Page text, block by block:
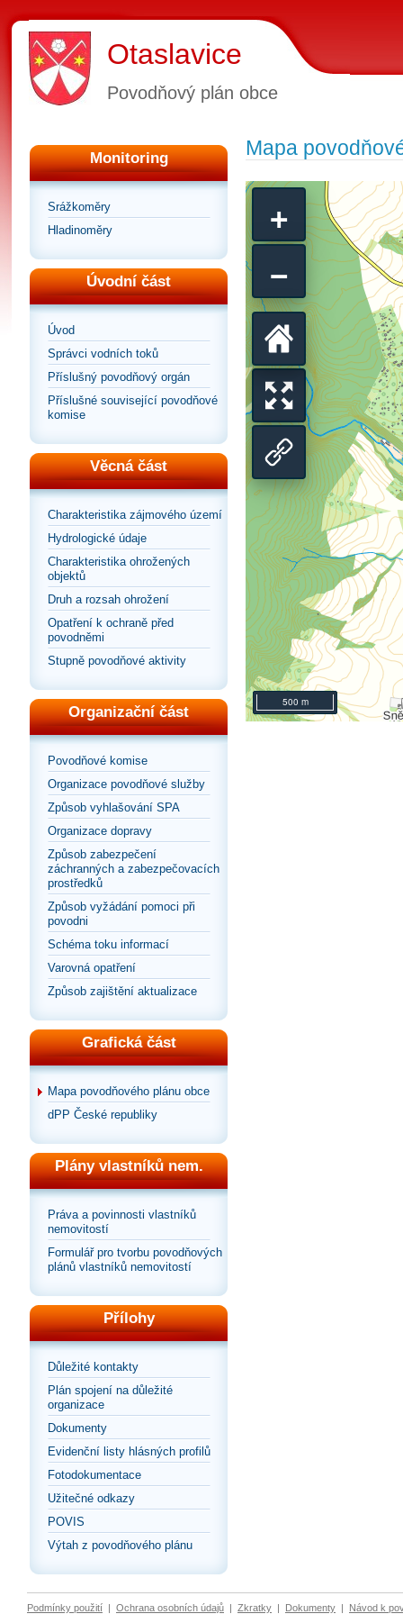
Otaslavice
Povodňový plán obce
Monitoring
Srážkoměry
Hladinoměry
Úvodní část
Úvod
Správci vodních toků
Příslušný povodňový orgán
Příslušné související povodňové
komise
Věcná část
Charakteristika zájmového území
Hydrologické údaje
Charakteristika ohrožených
objektů
Druh a rozsah ohrožení
Opatření k ochraně před
povodněmi
Stupně povodňové aktivity
Organizační část
Povodňové komise
Organizace povodňové služby
Způsob vyhlašování SPA
Organizace dopravy
Způsob zabezpečení
záchranných a zabezpečovacích
prostředků
Způsob vyžádání pomoci při
povodni
Schéma toku informací
Varovná opatření
Způsob zajištění aktualizace
Grafická část
Mapa povodňového plánu obce
dPP České republiky
Plány vlastníků nem.
Práva a povinnosti vlastníků
nemovitostí
Formulář pro tvorbu povodňových
plánů vlastníků nemovitostí
Přílohy
Důležité kontakty
Plán spojení na důležité
organizace
Dokumenty
Evidenční listy hlásných profilů
Fotodokumentace
Užitečné odkazy
POVIS
Výtah z povodňového plánu
Mapa
+
−
Přepnout
zobrazení
na
celou
stránku
Vrátit
se
na
výchozí
pohled
500 m
Sdílet
odkaz
na
mapu
Podmínky použití | Ochrana osobních údajů | Zkratky | Dokumenty | Návod k